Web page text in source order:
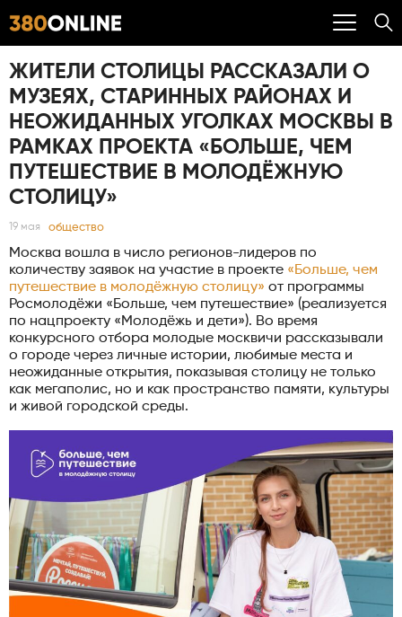
ЖИТЕЛИ СТОЛИЦЫ РАССКАЗАЛИ О
МУЗЕЯХ, СТАРИННЫХ РАЙОНАХ И
НЕОЖИДАННЫХ УГОЛКАХ МОСКВЫ В
РАМКАХ ПРОЕКТА «БОЛЬШЕ, ЧЕМ
ПУТЕШЕСТВИЕ В МОЛОДЁЖНУЮ
СТОЛИЦУ»
19 мая общество
Москва вошла в число регионов-лидеров по
количеству заявок на участие в проекте «Больше, чем
путешествие в молодёжную столицу» от программы
Росмолодёжи «Больше, чем путешествие» (реализуется
по нацпроекту «Молодёжь и дети»). Во время
конкурсного отбора молодые москвичи рассказывали
о городе через личные истории, любимые места и
неожиданные открытия, показывая столицу не только
как мегаполис, но и как пространство памяти, культуры
и живой городской среды.